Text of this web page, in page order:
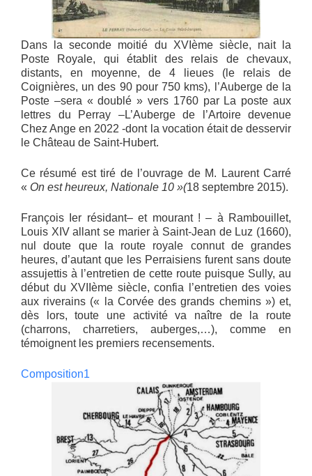
Dans la seconde moitié du XVIème siècle, nait la
Poste Royale, qui établit des relais de chevaux,
distants, en moyenne, de 4 lieues (le relais de
Coignières, un des 90 pour 750 kms), l’Auberge de la
Poste –sera « doublé » vers 1760 par La poste aux
lettres du Perray –L’Auberge de l’Artoire devenue
Chez Ange en 2022 -dont la vocation était de desservir
le Château de Saint-Hubert.
Ce résumé est tiré de l’ouvrage de M. Laurent Carré
« On est heureux, Nationale 10 »(18 septembre 2015).
François Ier résidant– et mourant ! – à Rambouillet,
Louis XIV allant se marier à Saint-Jean de Luz (1660),
nul doute que la route royale connut de grandes
heures, d’autant que les Perraisiens furent sans doute
assujettis à l’entretien de cette route puisque Sully, au
début du XVIIème siècle, confia l’entretien des voies
aux riverains (« la Corvée des grands chemins ») et,
dès lors, toute une activité va naître de la route
(charrons, charretiers, auberges,…), comme en
témoignent les premiers recensements.
Composition1